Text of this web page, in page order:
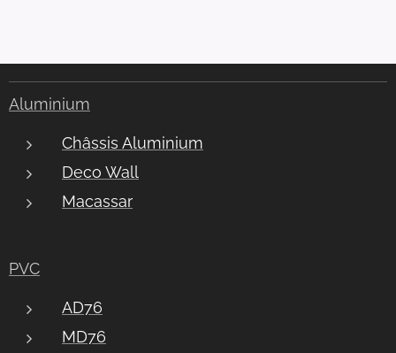
Aluminium
Châssis Aluminium
Deco Wall
Macassar
PVC
AD76
MD76